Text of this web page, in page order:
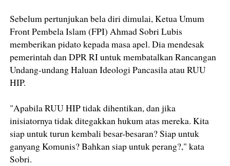
Sebelum pertunjukan bela diri dimulai, Ketua Umum
Front Pembela Islam (FPI) Ahmad Sobri Lubis
memberikan pidato kepada masa apel. Dia mendesak
pemerintah dan DPR RI untuk membatalkan Rancangan
Undang-undang Haluan Ideologi Pancasila atau RUU
HIP.
"Apabila RUU HIP tidak dihentikan, dan jika
inisiatornya tidak ditegakkan hukum atas mereka. Kita
siap untuk turun kembali besar-besaran? Siap untuk
ganyang Komunis? Bahkan siap untuk perang?," kata
Sobri.